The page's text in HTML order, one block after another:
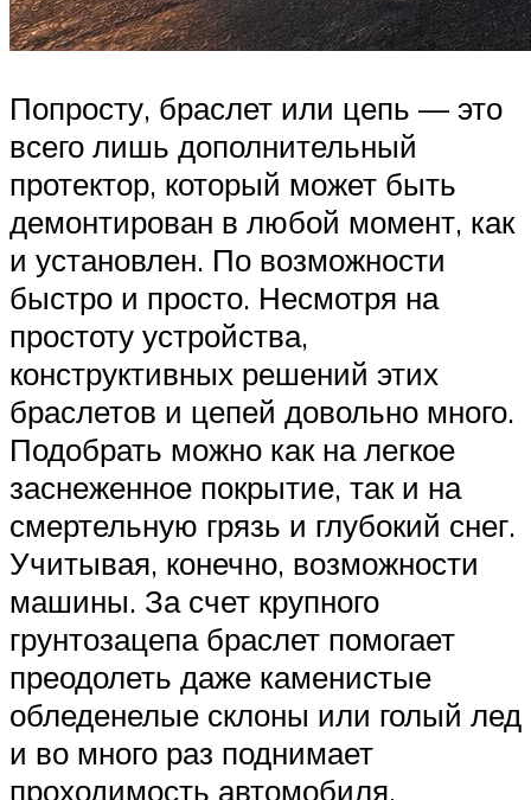
Попросту, браслет или цепь — это
всего лишь дополнительный
протектор, который может быть
демонтирован в любой момент, как
и установлен. По возможности
быстро и просто. Несмотря на
простоту устройства,
конструктивных решений этих
браслетов и цепей довольно много.
Подобрать можно как на легкое
заснеженное покрытие, так и на
смертельную грязь и глубокий снег.
Учитывая, конечно, возможности
машины. За счет крупного
грунтозацепа браслет помогает
преодолеть даже каменистые
обледенелые склоны или голый лед
и во много раз поднимает
проходимость автомобиля.